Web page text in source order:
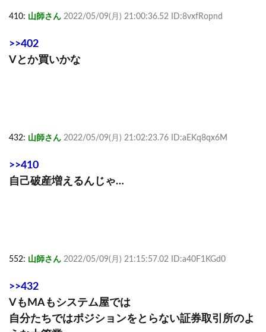
410: 山師さん 2022/05/09(月) 21:00:36.52 ID:8vxfRopnd
>>402
Vとか買いかな
432: 山師さん 2022/05/09(月) 21:02:23.76 ID:aEKq8qx6M
>>410
自己破産増えるんじゃ…
552: 山師さん 2022/05/09(月) 21:15:57.02 ID:a40F1KGd0
>>432
VもMAもシステム屋では
自分たちではポジションをとらない証券取引所のよ